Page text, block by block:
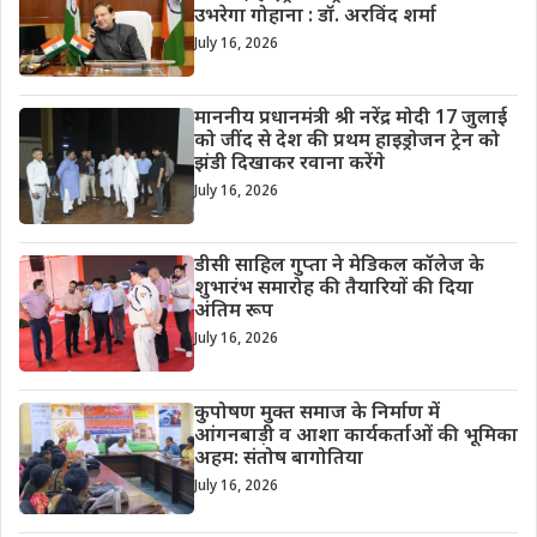
उभरेगा गोहाना : डॉ. अरविंद शर्मा
July 16, 2026
माननीय प्रधानमंत्री श्री नरेंद्र मोदी 17 जुलाई
को जींद से देश की प्रथम हाइड्रोजन ट्रेन को
झंडी दिखाकर रवाना करेंगे
July 16, 2026
डीसी साहिल गुप्ता ने मेडिकल कॉलेज के
शुभारंभ समारोह की तैयारियों की दिया
अंतिम रूप
July 16, 2026
कुपोषण मुक्त समाज के निर्माण में
आंगनबाड़ी व आशा कार्यकर्ताओं की भूमिका
अहम: संतोष बागोतिया
July 16, 2026